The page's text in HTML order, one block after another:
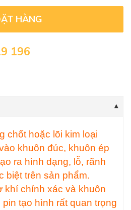
HÀNG
196
chốt hoặc lõi kim loại
khuôn đúc, khuôn ép
ra hình dạng, lỗ, rãnh
biệt trên sản phẩm.
khí chính xác và khuôn
pin tạo hình rất quan trọng